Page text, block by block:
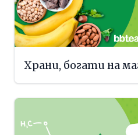
Храни, богати на